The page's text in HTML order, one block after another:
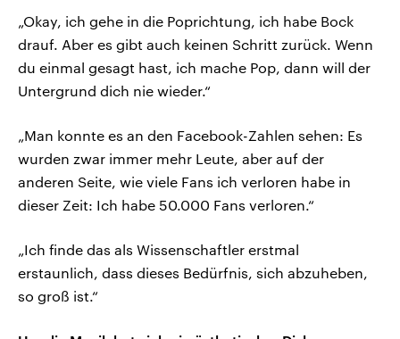
„Okay, ich gehe in die Poprichtung, ich habe Bock
drauf. Aber es gibt auch keinen Schritt zurück. Wenn
du einmal gesagt hast, ich mache Pop, dann will der
Untergrund dich nie wieder.“
„Man konnte es an den Facebook-Zahlen sehen: Es
wurden zwar immer mehr Leute, aber auf der
anderen Seite, wie viele Fans ich verloren habe in
dieser Zeit: Ich habe 50.000 Fans verloren.“
„Ich finde das als Wissenschaftler erstmal
erstaunlich, dass dieses Bedürfnis, sich abzuheben,
so groß ist.“